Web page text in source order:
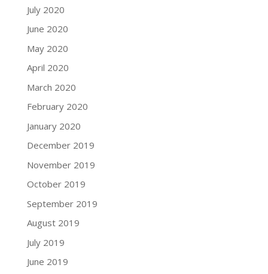
July 2020
June 2020
May 2020
April 2020
March 2020
February 2020
January 2020
December 2019
November 2019
October 2019
September 2019
August 2019
July 2019
June 2019